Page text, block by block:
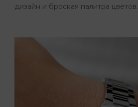
дизайн и броская палитра цветов.